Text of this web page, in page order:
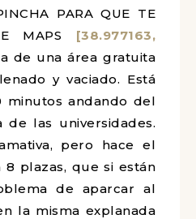
PARA QUE TE
MAPS [38.977163,
de una área gratuita
y vaciado. Está
minutos andando del
las universidades.
pero hace el
8 plazas, que si están
de aparcar al
la misma explanada